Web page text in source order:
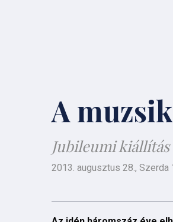
A
Jubileumi
2013. augusztus 28., Szerda